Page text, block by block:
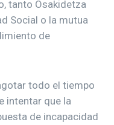
tanto Osakidetza
Social o la mutua
de
todo el tiempo
intentar que la
de incapacidad